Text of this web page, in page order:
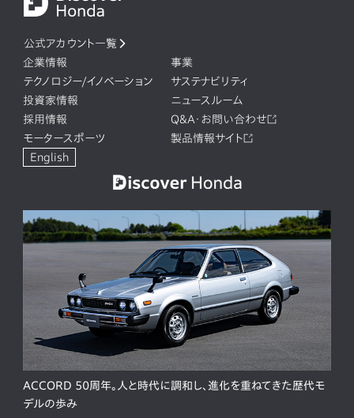
公式アカウント一覧
企業情報
事業
テクノロジー/イノベーション
サステナビリティ
投資家情報
ニュースルーム
採用情報
Q&A・お問い合わせ
モータースポーツ
製品情報サイト
English
ACCORD 50周年。人と時代に調和し、進化を重ねてきた歴代モ
デルの歩み